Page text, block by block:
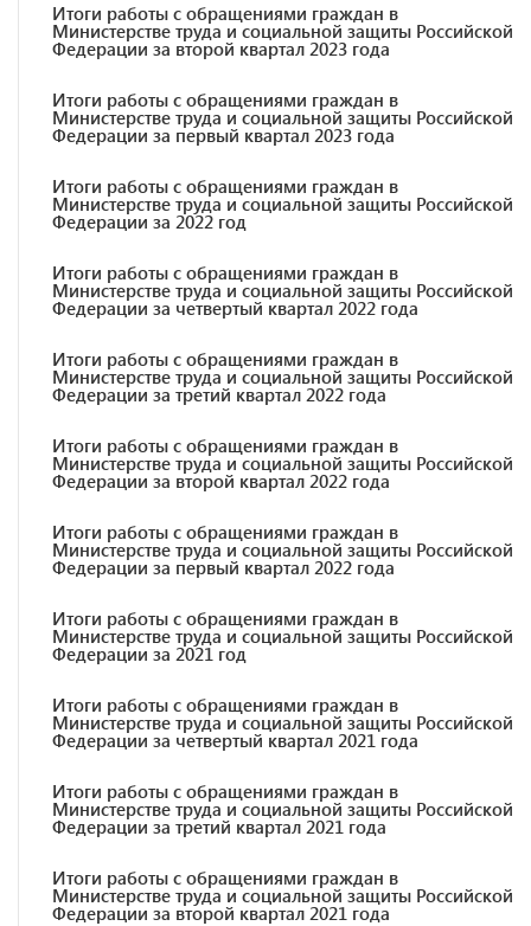
Итоги работы с обращениями граждан в
Министерстве труда и социальной защиты Российской
Федерации за второй квартал 2023 года
Итоги работы с обращениями граждан в
Министерстве труда и социальной защиты Российской
Федерации за первый квартал 2023 года
Итоги работы с обращениями граждан в
Министерстве труда и социальной защиты Российской
Федерации за 2022 год
Итоги работы с обращениями граждан в
Министерстве труда и социальной защиты Российской
Федерации за четвертый квартал 2022 года
Итоги работы с обращениями граждан в
Министерстве труда и социальной защиты Российской
Федерации за третий квартал 2022 года
Итоги работы с обращениями граждан в
Министерстве труда и социальной защиты Российской
Федерации за второй квартал 2022 года
Итоги работы с обращениями граждан в
Министерстве труда и социальной защиты Российской
Федерации за первый квартал 2022 года
Итоги работы с обращениями граждан в
Министерстве труда и социальной защиты Российской
Федерации за 2021 год
Итоги работы с обращениями граждан в
Министерстве труда и социальной защиты Российской
Федерации за четвертый квартал 2021 года
Итоги работы с обращениями граждан в
Министерстве труда и социальной защиты Российской
Федерации за третий квартал 2021 года
Итоги работы с обращениями граждан в
Министерстве труда и социальной защиты Российской
Федерации за второй квартал 2021 года